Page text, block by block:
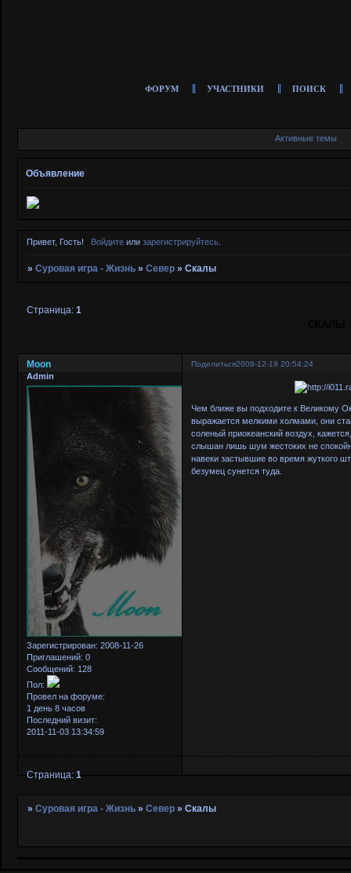
ФОРУМ УЧАСТНИКИ ПОИСК
Активные темы
Объявление
Привет, Гость! Войдитеили зарегистрируйтесь.
»Суровая игра - Жизнь »Север »Скалы
Страница:1
Поделиться2008-12-19 20:54:24
Moon
Admin
Зарегистрирован: 2008-11-26
Приглашений: 0
Сообщений: 128
Пол:
Провел на форуме:
1 день 8 часов
Последний визит:
2011-11-03 13:34:59
Чем ближе вы подходите к Великому
выражается мелкими холмами, они
соленый приокеанский воздух,
слышан лишь шум жестоких не
навеки застывшие во время жуткого
безумец сунется туда.
Страница:1
»Суровая игра - Жизнь »Север »Скалы